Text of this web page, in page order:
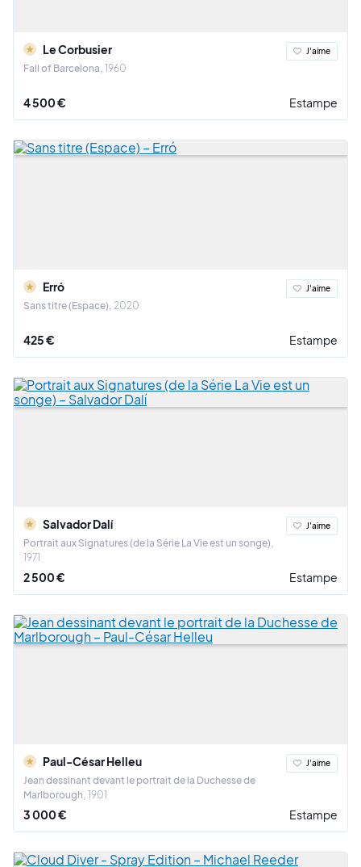
Le Corbusier
Fall of Barcelona 1960
J'aime
4 500 € Estampe
Erró
Sans titre (Espace) 2020
J'aime
425 € Estampe
Salvador Dalí
Portrait aux Signatures (de la Série La Vie est un songe)
1971
J'aime
2 500 € Estampe
Paul-César Helleu
Jean dessinant devant le portrait de la Duchesse de
Marlborough 1901
J'aime
3 000 € Estampe